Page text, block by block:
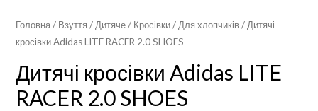
Головна/ Взуття / Дитяче/ Кросівки/ Для хлопчиків/ Дитячі
кросівки Adidas LITE RACER 2.0 SHOES
Дитячі кросівки Adidas LITE
RACER 2.0 SHOES